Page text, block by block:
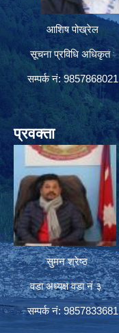
आशिष पोख्रेल
सूचना प्रविधि अधिकृत
सम्पर्क नं: 9857868021
प्रवक्ता
सुमन श्रेष्ठ
वडा अध्यक्ष वडा नं ३
सम्पर्क नं: 9857833681